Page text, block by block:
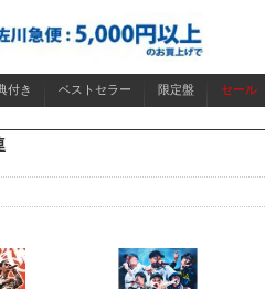
付き ベストセラー 限定盤 セール